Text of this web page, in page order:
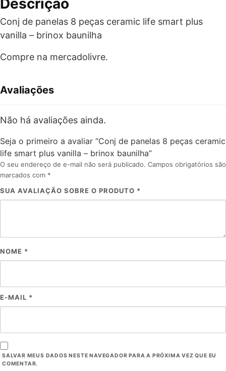
Descrição
Conj de panelas 8 peças ceramic life smart plus
vanilla – brinox baunilha
Compre na mercadolivre.
Avaliações
Não há avaliações ainda.
Seja o primeiro a avaliar “Conj de panelas 8 peças ceramic
life smart plus vanilla – brinox baunilha”
O seu endereço de e-mail não será publicado. Campos obrigatórios são
marcados com *
SUA AVALIAÇÃO SOBRE O PRODUTO *
NOME *
E-MAIL *
SALVAR MEUS DADOS NESTE NAVEGADOR PARA A PRÓXIMA VEZ QUE EU
COMENTAR.